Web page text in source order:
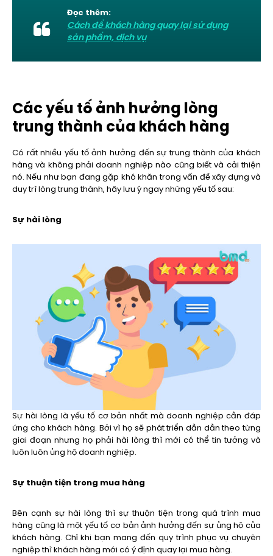
Đọc thêm:
Cách để khách hàng quay lại sử dụng
sản phẩm, dịch vụ
Các yếu tố ảnh hưởng lòng
trung thành của khách hàng
Có rất nhiều yếu tố ảnh hưởng đến sự trung thành của khách
hàng và không phải doanh nghiệp nào cũng biết và cải thiện
nó. Nếu như bạn đang gặp khó khăn trong vấn đề xây dựng và
duy trì lòng trung thành, hãy lưu ý ngay những yếu tố sau:
Sự hài lòng
Sự hài lòng là yếu tố cơ bản nhất mà doanh nghiệp cần đáp
ứng cho khách hàng. Bởi vì họ sẽ phát triển dần dần theo từng
giai đoạn nhưng họ phải hài lòng thì mới có thể tin tưởng và
luôn luôn ủng hộ doanh nghiệp.
Sự thuận tiện trong mua hàng
Bên cạnh sự hài lòng thì sự thuận tiện trong quá trình mua
hàng cũng là một yếu tố cơ bản ảnh hưởng đến sự ủng hộ của
khách hàng. Chỉ khi bạn mang đến quy trình phục vụ chuyên
nghiệp thì khách hàng mới có ý định quay lại mua hàng.